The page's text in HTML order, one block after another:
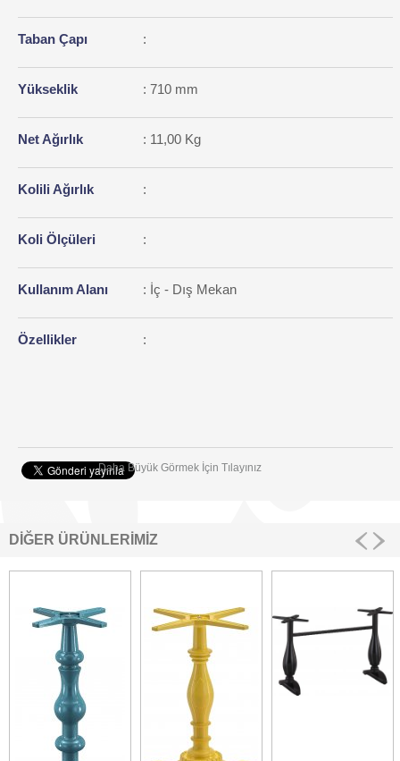
Daha Büyük Görmek İçin Tılayınız
Taban Çapı :
Yükseklik : 710 mm
Net Ağırlık : 11,00 Kg
Kolili Ağırlık :
Koli Ölçüleri :
Kullanım Alanı : İç - Dış Mekan
Özellikler :
DİĞER ÜRÜNLERİMİZ